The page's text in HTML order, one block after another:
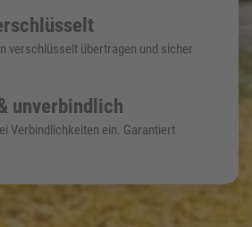
verschlüsselt übertragen und sicher
unverbindlich
Verbindlichkeiten ein. Garantiert